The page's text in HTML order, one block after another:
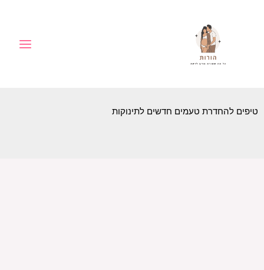
טיפים להחדרת טעמים חדשים לתינוקות